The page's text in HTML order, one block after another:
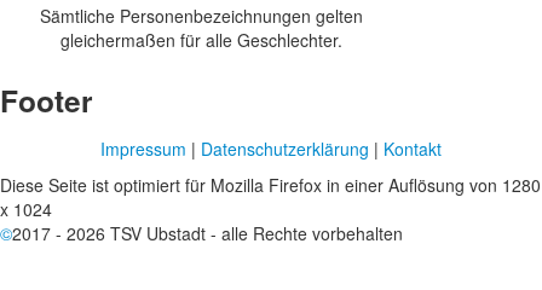
Sämtliche Personenbezeichnungen gelten
gleichermaßen für alle Geschlechter.
Footer
Impressum | Datenschutzerklärung | Kontakt
Diese Seite ist optimiert für Mozilla Firefox in einer Auflösung von 1280
x 1024
©2017 - 2026 TSV Ubstadt - alle Rechte vorbehalten